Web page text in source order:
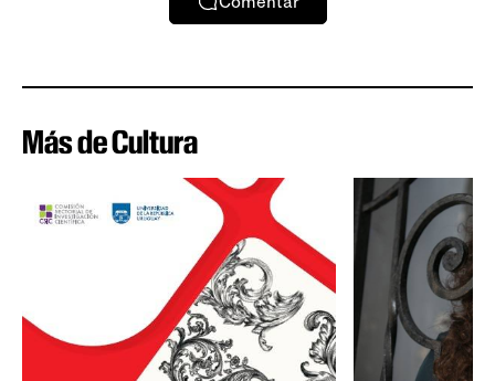
Más de Cultura